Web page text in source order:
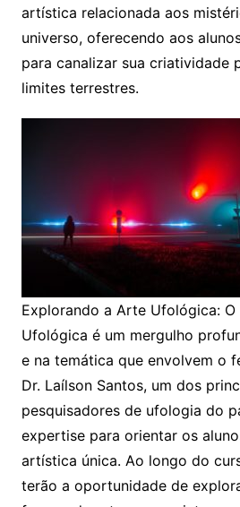
artística relacionada aos
universo, oferecendo aos
para canalizar sua criatividade
limites terrestres.
Explorando a Arte Ufológica:
Ufológica é um mergulho
e na temática que envolvem o
Dr. Laílson Santos, um dos
pesquisadores de ufologia do
expertise para orientar os
artística única. Ao longo do
terão a oportunidade de